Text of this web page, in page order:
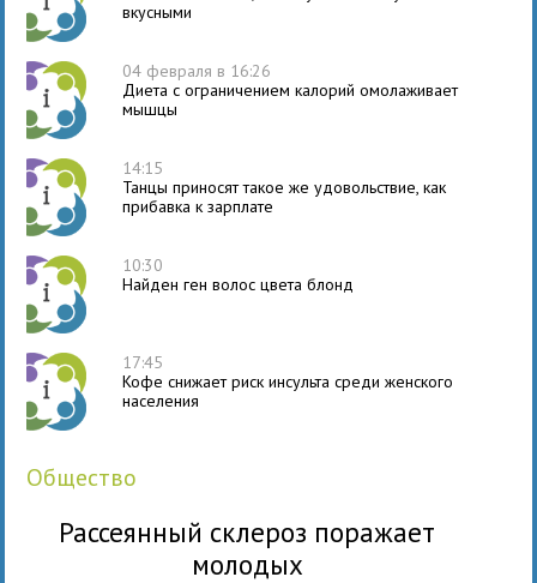
вкусными
04 февраля в 16:26
Диета с ограничением калорий омолаживает
мышцы
14:15
Танцы приносят такое же удовольствие, как
прибавка к зарплате
10:30
Найден ген волос цвета блонд
17:45
Кофе снижает риск инсульта среди женского
населения
общество
Рассеянный склероз поражает
молодых